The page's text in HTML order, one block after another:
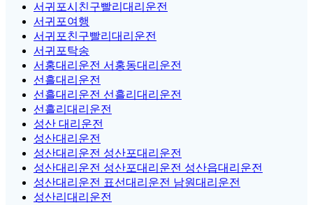
서귀포시친구빨리대리운전
서귀포여행
서귀포친구빨리대리운전
서귀포탁송
서홍대리운전 서홍동대리운전
선흘대리운전
선흘대리운전 선흘리대리운전
선흘리대리운전
성산 대리운전
성산대리운전
성산대리운전 성산포대리운전
성산대리운전 성산포대리운전 성산읍대리운전
성산대리운전 표선대리운전 남원대리운전
성산리대리운전